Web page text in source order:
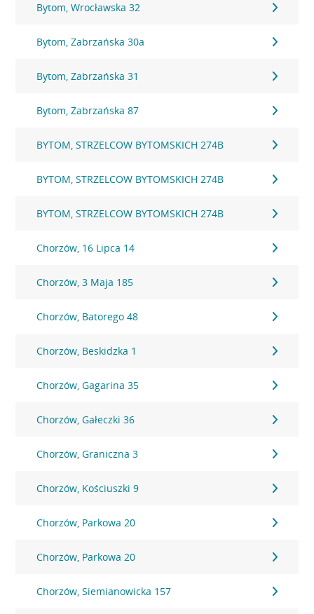
Bytom, Wrocławska 32
Bytom, Zabrzańska 30a
Bytom, Zabrzańska 31
Bytom, Zabrzańska 87
BYTOM, STRZELCOW BYTOMSKICH 274B
BYTOM, STRZELCOW BYTOMSKICH 274B
BYTOM, STRZELCOW BYTOMSKICH 274B
Chorzów, 16 Lipca 14
Chorzów, 3 Maja 185
Chorzów, Batorego 48
Chorzów, Beskidzka 1
Chorzów, Gagarina 35
Chorzów, Gałeczki 36
Chorzów, Graniczna 3
Chorzów, Kościuszki 9
Chorzów, Parkowa 20
Chorzów, Parkowa 20
Chorzów, Siemianowicka 157